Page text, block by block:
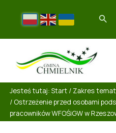
Jesteś tutaj: Start / Zakres
/ Ostrzeżenie przed osobami
pracowników WFOŚiGW w